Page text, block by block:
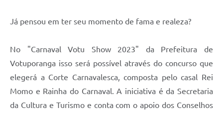
Já pensou em ter seu momento de fama e realeza?
No "Carnaval Votu Show 2023" da Prefeitura de
Votuporanga isso será possível através do concurso que
elegerá a Corte Carnavalesca, composta pelo casal Rei
Momo e Rainha do Carnaval. A iniciativa é da Secretaria
da Cultura e Turismo e conta com o apoio dos Conselhos